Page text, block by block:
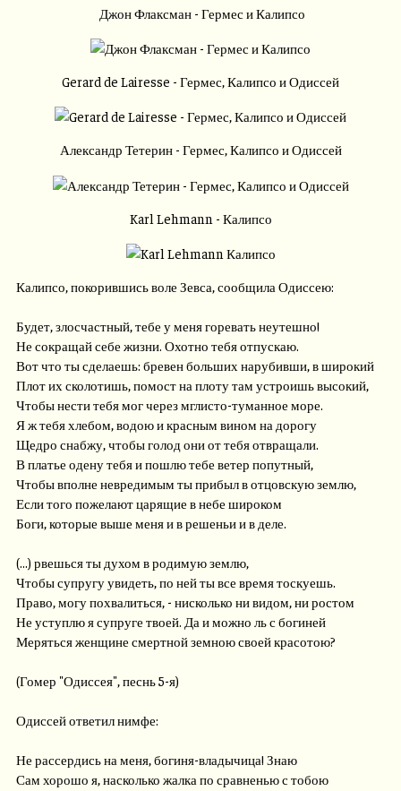
Джон Флаксман - Гермес и Калипсо
Gerard de Lairesse - Гермес, Калипсо и Одиссей
Александр Тетерин - Гермес, Калипсо и Одиссей
Karl Lehmann - Калипсо
Калипсо, покорившись воле Зевса, сообщила Одиссею:
Будет, злосчастный, тебе у меня горевать неутешно!
Не сокращай себе жизни. Охотно тебя отпускаю.
Вот что ты сделаешь: бревен больших нарубивши, в широкий
Плот их сколотишь, помост на плоту там устроишь высокий,
Чтобы нести тебя мог через мглисто-туманное море.
Я ж тебя хлебом, водою и красным вином на дорогу
Щедро снабжу, чтобы голод они от тебя отвращали.
В платье одену тебя и пошлю тебе ветер попутный,
Чтобы вполне невредимым ты прибыл в отцовскую землю,
Если того пожелают царящие в небе широком
Боги, которые выше меня и в решеньи и в деле.
(...) рвешься ты духом в родимую землю,
Чтобы супругу увидеть, по ней ты все время тоскуешь.
Право, могу похвалиться, - нисколько ни видом, ни ростом
Не уступлю я супруге твоей. Да и можно ль с богиней
Меряться женщине смертной земною своей красотою?
(Гомер "Одиссея", песнь 5-я)
Одиссей ответил нимфе:
Не рассердись на меня, богиня-владычица! Знаю
Сам хорошо я, насколько жалка по сравненью с тобою